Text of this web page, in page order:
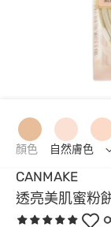
CANMAKE
透亮美肌蜜粉
顏色 自然膚色